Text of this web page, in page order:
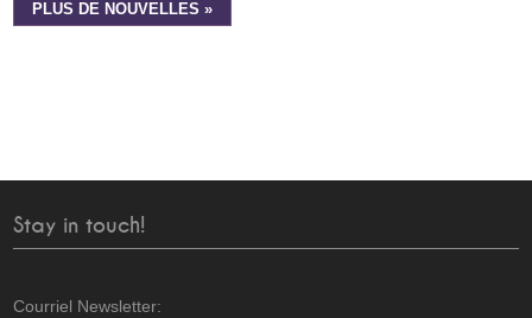
PLUS DE NOUVELLES »
Stay in touch!
Courriel Newsletter: